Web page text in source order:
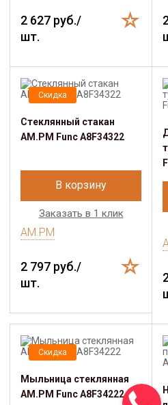
2 627 руб./
шт.
Скидка
Стеклянный стакан
AM.PM Func A8F34322
В корзину
Заказать в 1 клик
AM.PM
2 797 руб./
шт.
Скидка
Мыльница стеклянная
AM.PM Func A8F34222